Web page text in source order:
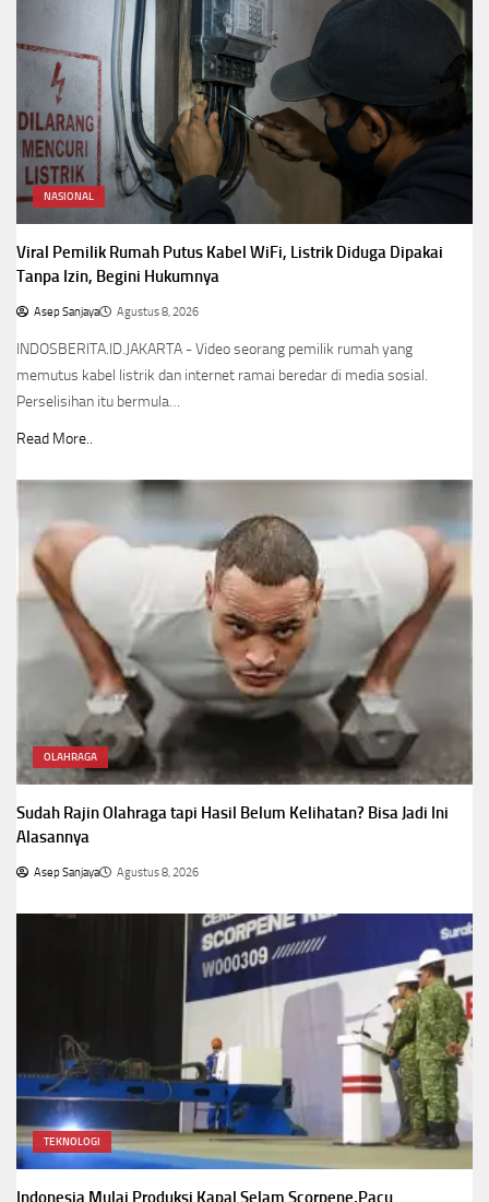
NASIONAL
Viral Pemilik Rumah Putus Kabel WiFi, Listrik Diduga Dipakai
Tanpa Izin, Begini Hukumnya
Asep Sanjaya Agustus 8, 2026
INDOSBERITA.ID.JAKARTA - Video seorang pemilik rumah yang
memutus kabel listrik dan internet ramai beredar di media sosial.
Perselisihan itu bermula…
Read More..
OLAHRAGA
Sudah Rajin Olahraga tapi Hasil Belum Kelihatan? Bisa Jadi Ini
Alasannya
Asep Sanjaya Agustus 8, 2026
TEKNOLOGI
Indonesia Mulai Produksi Kapal Selam Scorpene,Pacu